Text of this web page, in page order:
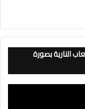
النارية بصورة